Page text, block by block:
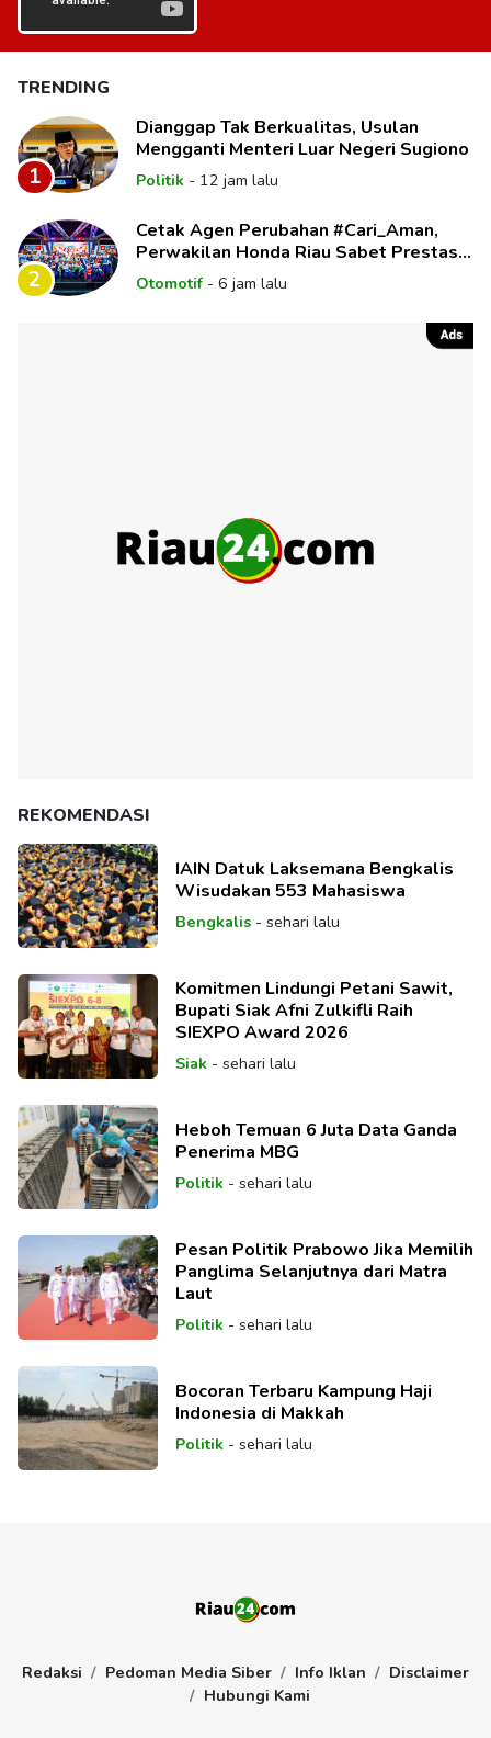
TRENDING
1
Dianggap Tak Berkualitas, Usulan
Mengganti Menteri Luar Negeri Sugiono
Politik - 12 jam lalu
2
Cetak Agen Perubahan #Cari_Aman,
Perwakilan Honda Riau Sabet Prestasi
di Panggung Nasional
Otomotif - 6 jam lalu
REKOMENDASI
IAIN Datuk Laksemana Bengkalis
Wisudakan 553 Mahasiswa
Bengkalis- sehari lalu
Komitmen Lindungi Petani Sawit,
Bupati Siak Afni Zulkifli Raih
SIEXPO Award 2026
Siak- sehari lalu
Heboh Temuan 6 Juta Data Ganda
Penerima MBG
Politik- sehari lalu
Pesan Politik Prabowo Jika Memilih
Panglima Selanjutnya dari Matra
Laut
Politik- sehari lalu
Bocoran Terbaru Kampung Haji
Indonesia di Makkah
Politik- sehari lalu
Redaksi Pedoman Media Siber Info Iklan
Disclaimer
Hubungi Kami